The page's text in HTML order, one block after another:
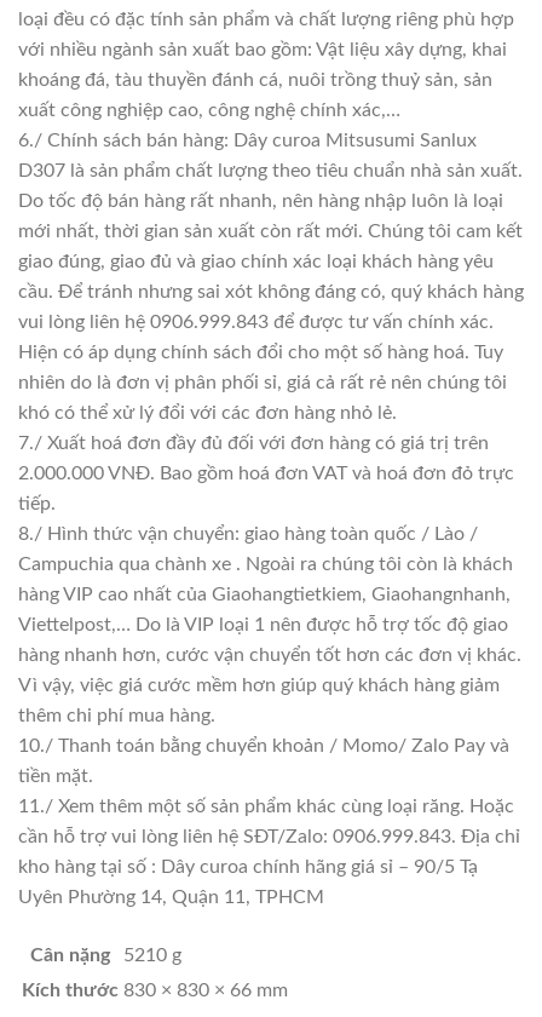
loại đều có đặc tính sản phẩm và chất lượng riêng phù hợp
với nhiều ngành sản xuất bao gồm: Vật liệu xây dựng, khai
khoáng đá, tàu thuyền đánh cá, nuôi trồng thuỷ sản, sản
xuất công nghiệp cao, công nghệ chính xác,…
6./ Chính sách bán hàng: Dây curoa Mitsusumi Sanlux
D307 là sản phẩm chất lượng theo tiêu chuẩn nhà sản xuất.
Do tốc độ bán hàng rất nhanh, nên hàng nhập luôn là loại
mới nhất, thời gian sản xuất còn rất mới. Chúng tôi cam kết
giao đúng, giao đủ và giao chính xác loại khách hàng yêu
cầu. Để tránh nhưng sai xót không đáng có, quý khách hàng
vui lòng liên hệ 0906.999.843 để được tư vấn chính xác.
Hiện có áp dụng chính sách đổi cho một số hàng hoá. Tuy
nhiên do là đơn vị phân phối sỉ, giá cả rất rẻ nên chúng tôi
khó có thể xử lý đổi với các đơn hàng nhỏ lẻ.
7./ Xuất hoá đơn đầy đủ đối với đơn hàng có giá trị trên
2.000.000 VNĐ. Bao gồm hoá đơn VAT và hoá đơn đỏ trực
tiếp.
8./ Hình thức vận chuyển: giao hàng toàn quốc / Lào /
Campuchia qua chành xe . Ngoài ra chúng tôi còn là khách
hàng VIP cao nhất của Giaohangtietkiem, Giaohangnhanh,
Viettelpost,… Do là VIP loại 1 nên được hỗ trợ tốc độ giao
hàng nhanh hơn, cước vận chuyển tốt hơn các đơn vị khác.
Vì vậy, việc giá cước mềm hơn giúp quý khách hàng giảm
thêm chi phí mua hàng.
10./ Thanh toán bằng chuyển khoản / Momo/ Zalo Pay và
tiền mặt.
11./ Xem thêm một số sản phẩm khác cùng loại răng. Hoặc
cần hỗ trợ vui lòng liên hệ SĐT/Zalo: 0906.999.843. Địa chỉ
kho hàng tại số : Dây curoa chính hãng giá sỉ – 90/5 Tạ
Uyên Phường 14, Quận 11, TPHCM
Cân nặng
5210 g
Kích thước 830 × 830 × 66 mm